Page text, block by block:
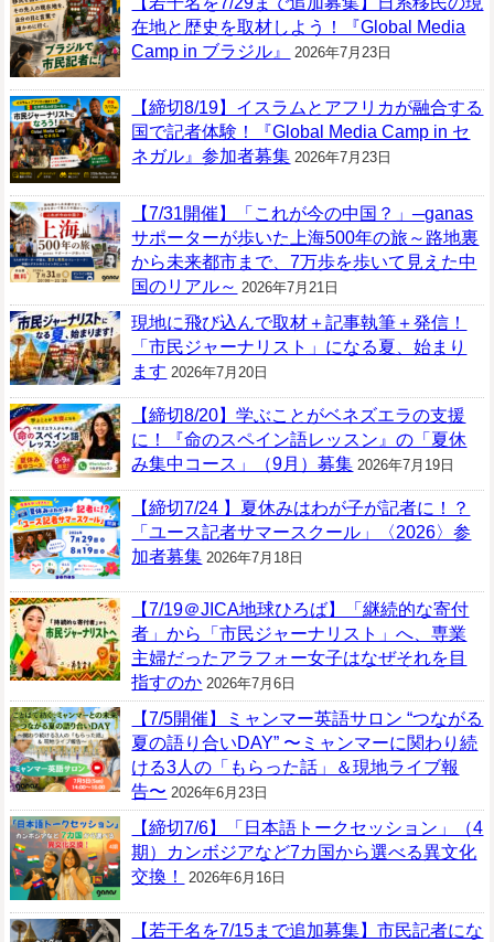
在地と歴史を取材しよう！『Global Media
Camp in ブラジル』
2026年7月23日
【締切8/19】イスラムとアフリカが融合する
国で記者体験！『Global Media Camp in セ
ネガル』参加者募集 2026年7月23日
【7/31開催】「これが今の中国？」─ganas
サポーターが歩いた上海500年の旅～路地裏
から未来都市まで、7万歩を歩いて見えた中
国のリアル～ 2026年7月21日
現地に飛び込んで取材＋記事執筆＋発信！
「市民ジャーナリスト」になる夏、始まり
ます 2026年7月20日
【締切8/20】学ぶことがベネズエラの支援
に！『命のスペイン語レッスン』の「夏休
み集中コース」（9月）募集 2026年7月19日
【締切7/24 】夏休みはわが子が記者に！？
「ユース記者サマースクール」〈2026〉参
加者募集 2026年7月18日
【7/19＠JICA地球ひろば】「継続的な寄付
者」から「市民ジャーナリスト」へ、専業
主婦だったアラフォー女子はなぜそれを目
指すのか 2026年7月6日
【7/5開催】ミャンマー英語サロン “つながる
夏の語り合いDAY” 〜ミャンマーに関わり続
ける3人の「もらった話」＆現地ライブ報
告〜 2026年6月23日
【締切7/6】「日本語トークセッション」（4
期）カンボジアなど7カ国から選べる異文化
交換！
2026年6月16日
【若干名を7/15まで追加募集】市民記者にな